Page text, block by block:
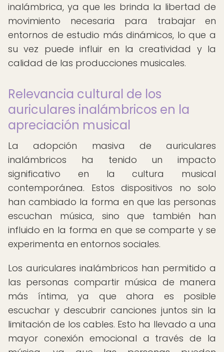
inalámbrica, ya que les brinda la libertad de
movimiento necesaria para trabajar en
entornos de estudio más dinámicos, lo que a
su vez puede influir en la creatividad y la
calidad de las producciones musicales.
Relevancia cultural de los
auriculares inalámbricos en la
apreciación musical
La adopción masiva de auriculares
inalámbricos ha tenido un impacto
significativo en la cultura musical
contemporánea. Estos dispositivos no solo
han cambiado la forma en que las personas
escuchan música, sino que también han
influido en la forma en que se comparte y se
experimenta en entornos sociales.
Los auriculares inalámbricos han permitido a
las personas compartir música de manera
más íntima, ya que ahora es posible
escuchar y descubrir canciones juntos sin la
limitación de los cables. Esto ha llevado a una
mayor conexión emocional a través de la